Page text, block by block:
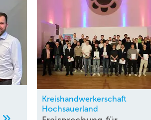
Kreishandwerkerschaft
Hochsauerland